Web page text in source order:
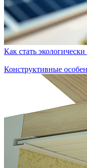
Как стать
Конструктивные